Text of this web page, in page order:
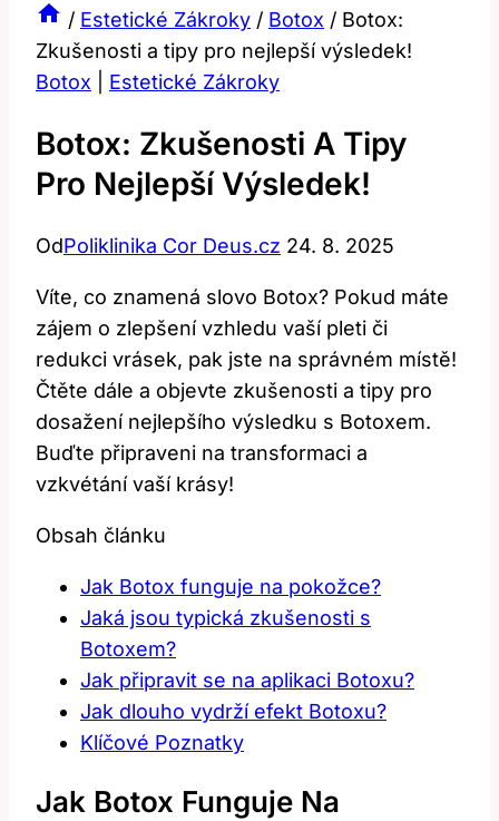
/ Estetické Zákroky / Botox / Botox:
Zkušenosti a tipy pro nejlepší výsledek!
Botox
Estetické Zákroky
Botox: Zkušenosti A Tipy
Pro Nejlepší Výsledek!
OdPoliklinika Cor Deus.cz 24. 8. 2025
Víte, co znamená slovo Botox? Pokud máte
zájem o zlepšení vzhledu vaší pleti či
redukci vrásek, pak jste na správném místě!
Čtěte dále a objevte zkušenosti a tipy pro
dosažení nejlepšího výsledku s Botoxem.
Buďte připraveni na transformaci a
vzkvétání vaší krásy!
Obsah článku
Jak Botox funguje na pokožce?
Jaká jsou typická zkušenosti s
Botoxem?
Jak připravit se na aplikaci Botoxu?
Jak dlouho vydrží efekt Botoxu?
Klíčové Poznatky
Jak Botox Funguje Na